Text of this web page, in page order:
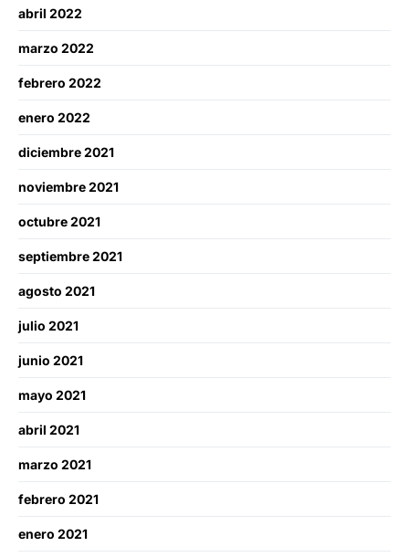
abril 2022
marzo 2022
febrero 2022
enero 2022
diciembre 2021
noviembre 2021
octubre 2021
septiembre 2021
agosto 2021
julio 2021
junio 2021
mayo 2021
abril 2021
marzo 2021
febrero 2021
enero 2021